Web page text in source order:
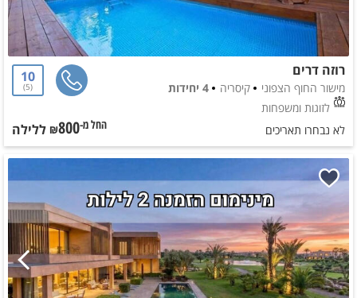
רוזה דרים
מישור החוף הצפוני קיסריה
4 יחידות
לזוגות ומשפחות
10
5
לא נבחרו תאריכים החל מ-₪800 ללילה